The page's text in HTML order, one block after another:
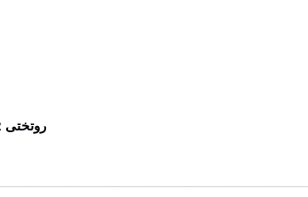
روتختی 2نفره پلی استر